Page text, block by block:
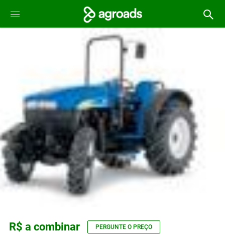
R$ a combinar PERGUNTE O PREÇO